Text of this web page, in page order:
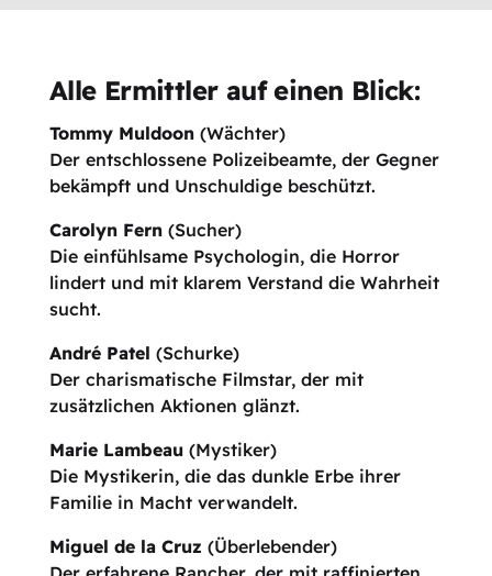
Alle Ermittler auf einen Blick:
Tommy Muldoon(Wächter)
Der entschlossene Polizeibeamte, der Gegner
bekämpft und Unschuldige beschützt.
Carolyn Fern(Sucher)
Die einfühlsame Psychologin, die Horror
lindert und mit klarem Verstand die Wahrheit
sucht.
André Patel (Schurke)
Der charismatische Filmstar, der mit
zusätzlichen Aktionen glänzt.
Marie Lambeau(Mystiker)
Die Mystikerin, die das dunkle Erbe ihrer
Familie in Macht verwandelt.
Miguel de la Cruz (Überlebender)